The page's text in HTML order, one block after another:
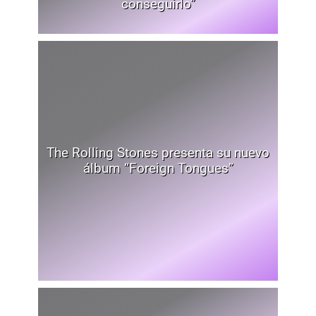
conseguirlo”
The Rolling Stones presenta su nuevo
álbum “Foreign Tongues”